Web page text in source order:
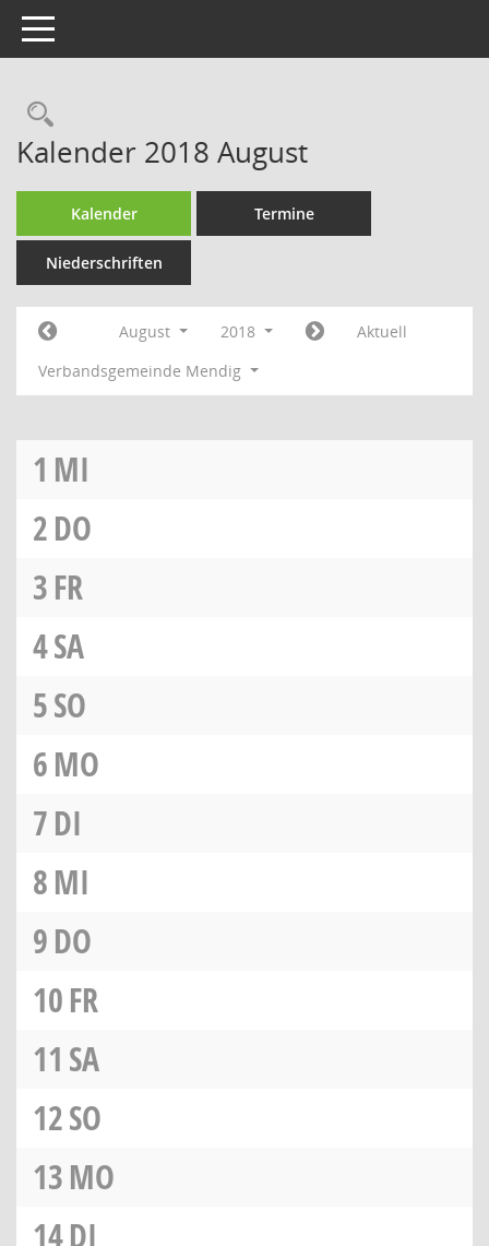
Toggle navigation
Rechercheauswahl
Kalender 2018 August
Kalender Termine
Niederschriften
August 2018
Aktuell
Verbandsgemeinde Mendig
1 MI
2DO
3FR
4SA
5SO
6MO
7DI
8MI
9DO
10FR
11 SA
12SO
13MO
14DI